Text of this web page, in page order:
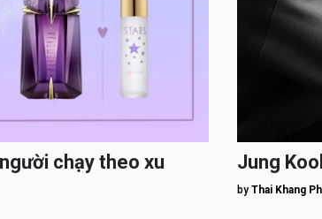
chạy theo xu
Jung
by Thai Khang